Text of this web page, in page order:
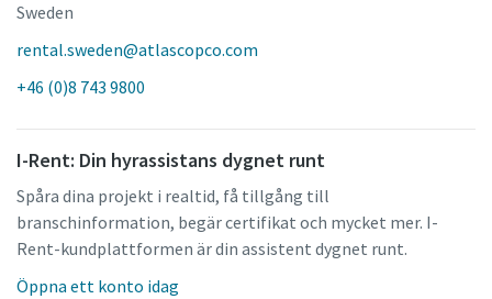
Sweden
rental.sweden@atlascopco.com
+46 (0)8 743 9800
I-Rent: Din hyrassistans dygnet runt
Spåra dina projekt i realtid, få tillgång till
branschinformation, begär certifikat och mycket mer. I-
Rent-kundplattformen är din assistent dygnet runt.
Öppna ett konto idag